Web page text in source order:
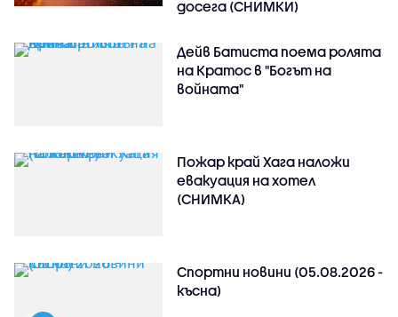
досега (СНИМКИ)
Дейв Батиста поема ролята
на Кратос в "Богът на
войната"
Пожар край Хага наложи
евакуация на хотел
(СНИМКА)
Спортни новини (05.08.2026 -
късна)